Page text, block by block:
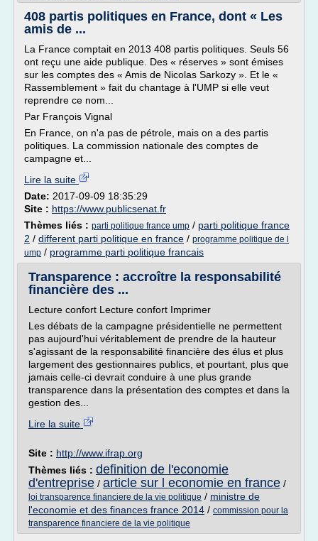
408 partis politiques en France, dont « Les
amis de ...
La France comptait en 2013 408 partis politiques. Seuls 56
ont reçu une aide publique. Des « réserves » sont émises
sur les comptes des « Amis de Nicolas Sarkozy ». Et le «
Rassemblement » fait du chantage à l'UMP si elle veut
reprendre ce nom...
Par François Vignal
En France, on n'a pas de pétrole, mais on a des partis
politiques. La commission nationale des comptes de
campagne et...
Lire la suite
Date: 2017-09-09 18:35:29
Site : https://www.publicsenat.fr
Thèmes liés : parti politique france ump / parti politique france
2 / different parti politique en france / programme politique de l
ump / programme parti politique francais
Transparence : accroître la responsabilité
financière des ...
Lecture confort Lecture confort Imprimer
Les débats de la campagne présidentielle ne permettent
pas aujourd'hui véritablement de prendre de la hauteur
s'agissant de la responsabilité financière des élus et plus
largement des gestionnaires publics, et pourtant, plus que
jamais celle-ci devrait conduire à une plus grande
transparence dans la présentation des comptes et dans la
gestion des...
Lire la suite
Site : http://www.ifrap.org
Thèmes liés : definition de l'economie
d'entreprise / article sur l economie en france /
loi transparence financiere de la vie politique / ministre de
l'economie et des finances france 2014 / commission pour la
transparence financiere de la vie politique